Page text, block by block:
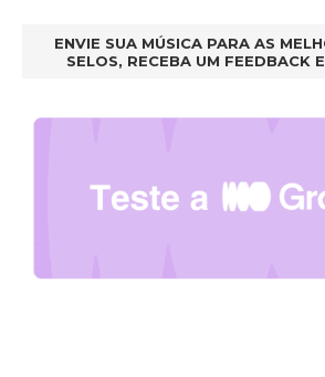
ENVIE SUA MÚSICA PARA AS
SELOS, RECEBA UM FEEDBACK